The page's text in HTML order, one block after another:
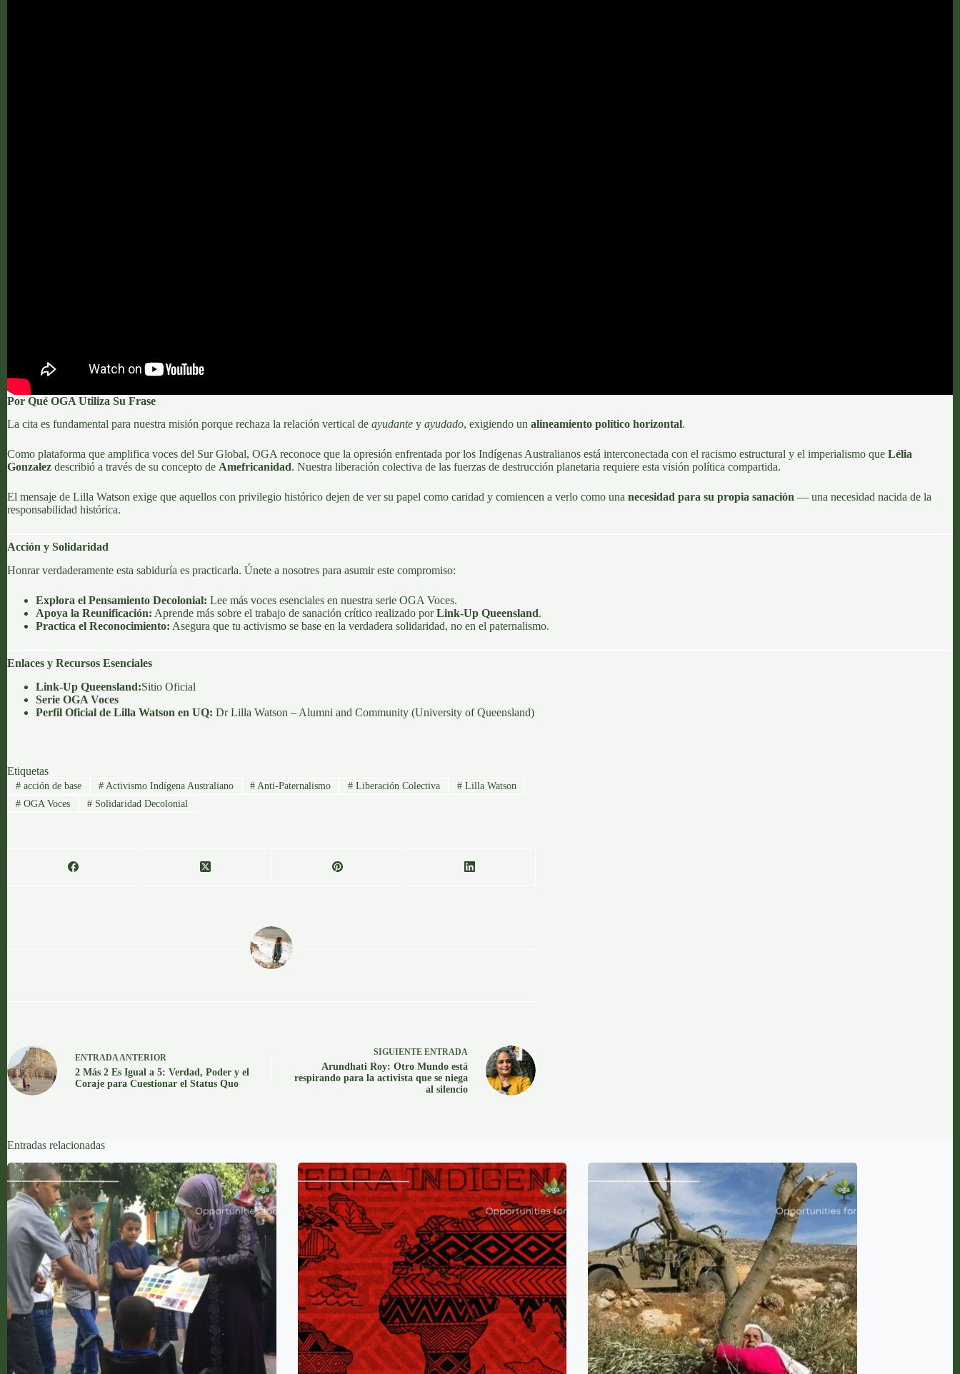
Por Qué OGA Utiliza Su Frase
La cita es fundamental para nuestra misión porque rechaza la relación vertical de ayudante y ayudado, exigiendo un alineamiento político horizontal.
Como plataforma que amplifica voces del Sur Global, OGA reconoce que la opresión enfrentada por los Indígenas Australianos está interconectada con el racismo estructural y el imperialismo que Lélia
Gonzalez describió a través de su concepto de Amefricanidad. Nuestra liberación colectiva de las fuerzas de destrucción planetaria requiere esta visión política compartida.
El mensaje de Lilla Watson exige que aquellos con privilegio histórico dejen de ver su papel como caridad y comiencen a verlo como una necesidad para su propia sanación — una necesidad nacida de la
responsabilidad histórica.
Acción y Solidaridad
Honrar verdaderamente esta sabiduría es practicarla. Únete a nosotres para asumir este compromiso:
Explora el Pensamiento Decolonial: Lee más voces esenciales en nuestra serie OGA Voces.
Apoya la Reunificación: Aprende más sobre el trabajo de sanación crítico realizado porLink-Up Queensland.
Practica el Reconocimiento: Asegura que tu activismo se base en la verdadera solidaridad, no en el paternalismo.
Enlaces y Recursos Esenciales
Link-Up Queensland:Sitio Oficial
Serie OGA Voces
Perfil Oficial de Lilla Watson en UQ: Dr Lilla Watson – Alumni and Community (University of Queensland)
Etiquetas
#acción de base #Activismo Indígena Australiano # Anti-Paternalismo # Liberación Colectiva # Lilla Watson
#OGA Voces #Solidaridad Decolonial
OGA
ENTRADAANTERIOR
2 Más 2 Es Igual a 5: Verdad, Poder y el
Coraje para Cuestionar el Status Quo
SIGUIENTE ENTRADA
Arundhati Roy: Otro Mundo está
respirando para la activista que se niega
al silencio
Entradas relacionadas